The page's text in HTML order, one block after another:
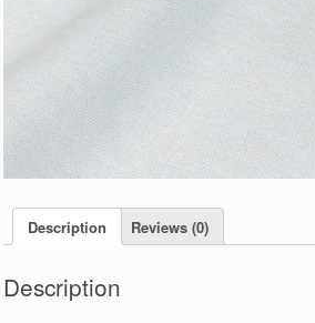
Description Reviews (0)
Description